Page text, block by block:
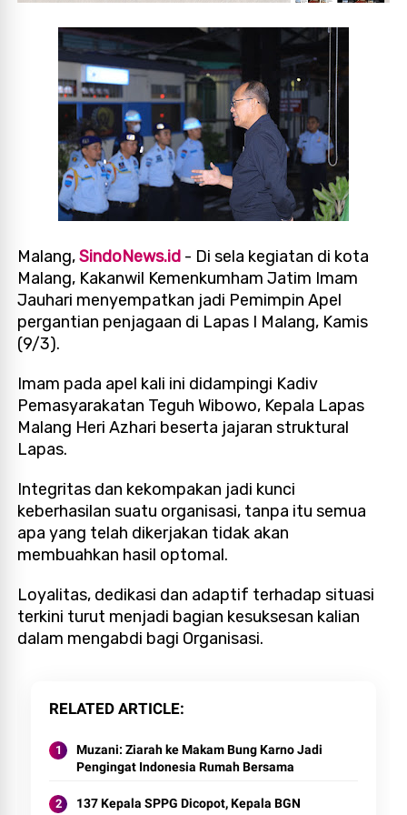
Malang,SindoNews.id - Di sela kegiatan di kota
Malang, Kakanwil Kemenkumham Jatim Imam
Jauhari menyempatkan jadi Pemimpin Apel
pergantian penjagaan di Lapas I Malang, Kamis
(9/3).
Imam pada apel kali ini didampingi Kadiv
Pemasyarakatan Teguh Wibowo, Kepala Lapas
Malang Heri Azhari beserta jajaran struktural
Lapas.
Integritas dan kekompakan jadi kunci
keberhasilan suatu organisasi, tanpa itu semua
apa yang telah dikerjakan tidak akan
membuahkan hasil optomal.
Loyalitas, dedikasi dan adaptif terhadap situasi
terkini turut menjadi bagian kesuksesan kalian
dalam mengabdi bagi Organisasi.
RELATED ARTICLE
Muzani: Ziarah ke Makam Bung Karno Jadi
Pengingat Indonesia Rumah Bersama
137 Kepala SPPG Dicopot, Kepala BGN